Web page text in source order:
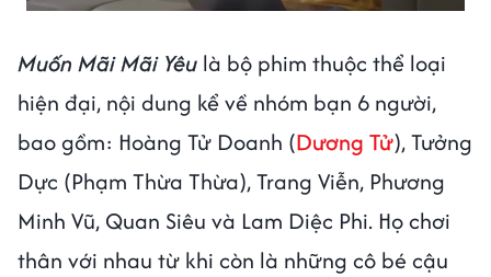
Muốn Mãi Mãi Yêu là bộ phim thuộc thể loại
hiện đại, nội dung kể về nhóm bạn 6 người,
bao gồm: Hoàng Tử Doanh (Dương Tử), Tưởng
Dực (Phạm Thừa Thừa), Trang Viễn, Phương
Minh Vũ, Quan Siêu và Lam Diệc Phi. Họ chơi
thân với nhau từ khi còn là những cô bé cậu